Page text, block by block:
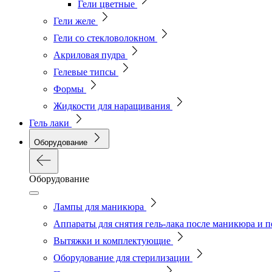
Гели цветные
Гели желе
Гели со стекловолокном
Акриловая пудра
Гелевые типсы
Формы
Жидкости для наращивания
Гель лаки
Оборудование
Оборудование
Лампы для маникюра
Аппараты для снятия гель-лака после маникюра и
Вытяжки и комплектующие
Оборудование для стерилизации